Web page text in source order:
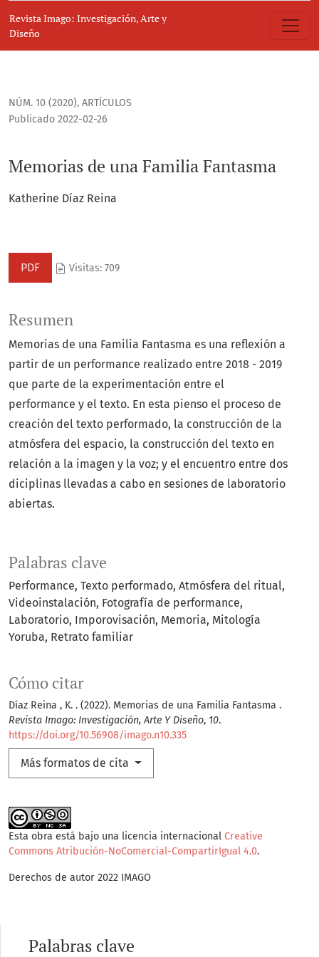
Revista Imago: Investigación, Arte y
Diseño
NÚM. 10 (2020), ARTÍCULOS
Memorias de una Familia Fantasma
Publicado 2022-02-26
Katherine Díaz Reina
PDF Visitas: 709
Palabras clave
Performance Texto performado Atmósfera del ritual
Videoinstalación Fotografía de performance
Laboratorio Imporovisación Memoria Mitología
Yoruba Retrato familiar
Cómo citar
Díaz Reina , K. . (2022). Memorias de una Familia Fantasma .
Revista Imago: Investigación, Arte Y Diseño, 10.
https://doi.org/10.56908/imago.n10.335
Más formatos de cita
Resumen
Memorias de una Familia Fantasma es una reflexión a
partir de un performance realizado entre 2018 - 2019
que parte de la experimentación entre el
performance y el texto. En esta pienso el proceso de
creación del texto performado, la construcción de la
atmósfera del espacio, la construcción del texto en
relación a la imagen y la voz; y el encuentro entre dos
diciplinas llevadas a cabo en sesiones de laboratorio
abiertas.
Esta obra está bajo una licencia internacional Creative
Commons Atribución-NoComercial-CompartirIgual 4.0.
Derechos de autor 2022 IMAGO
Palabras clave